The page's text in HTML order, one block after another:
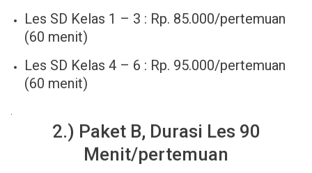
Les SD Kelas 1 – 3 : Rp. 85.000/pertemuan
(60 menit)
Les SD Kelas 4 – 6 : Rp. 95.000/pertemuan
(60 menit)
2.) Paket B, Durasi Les 90
Menit/pertemuan